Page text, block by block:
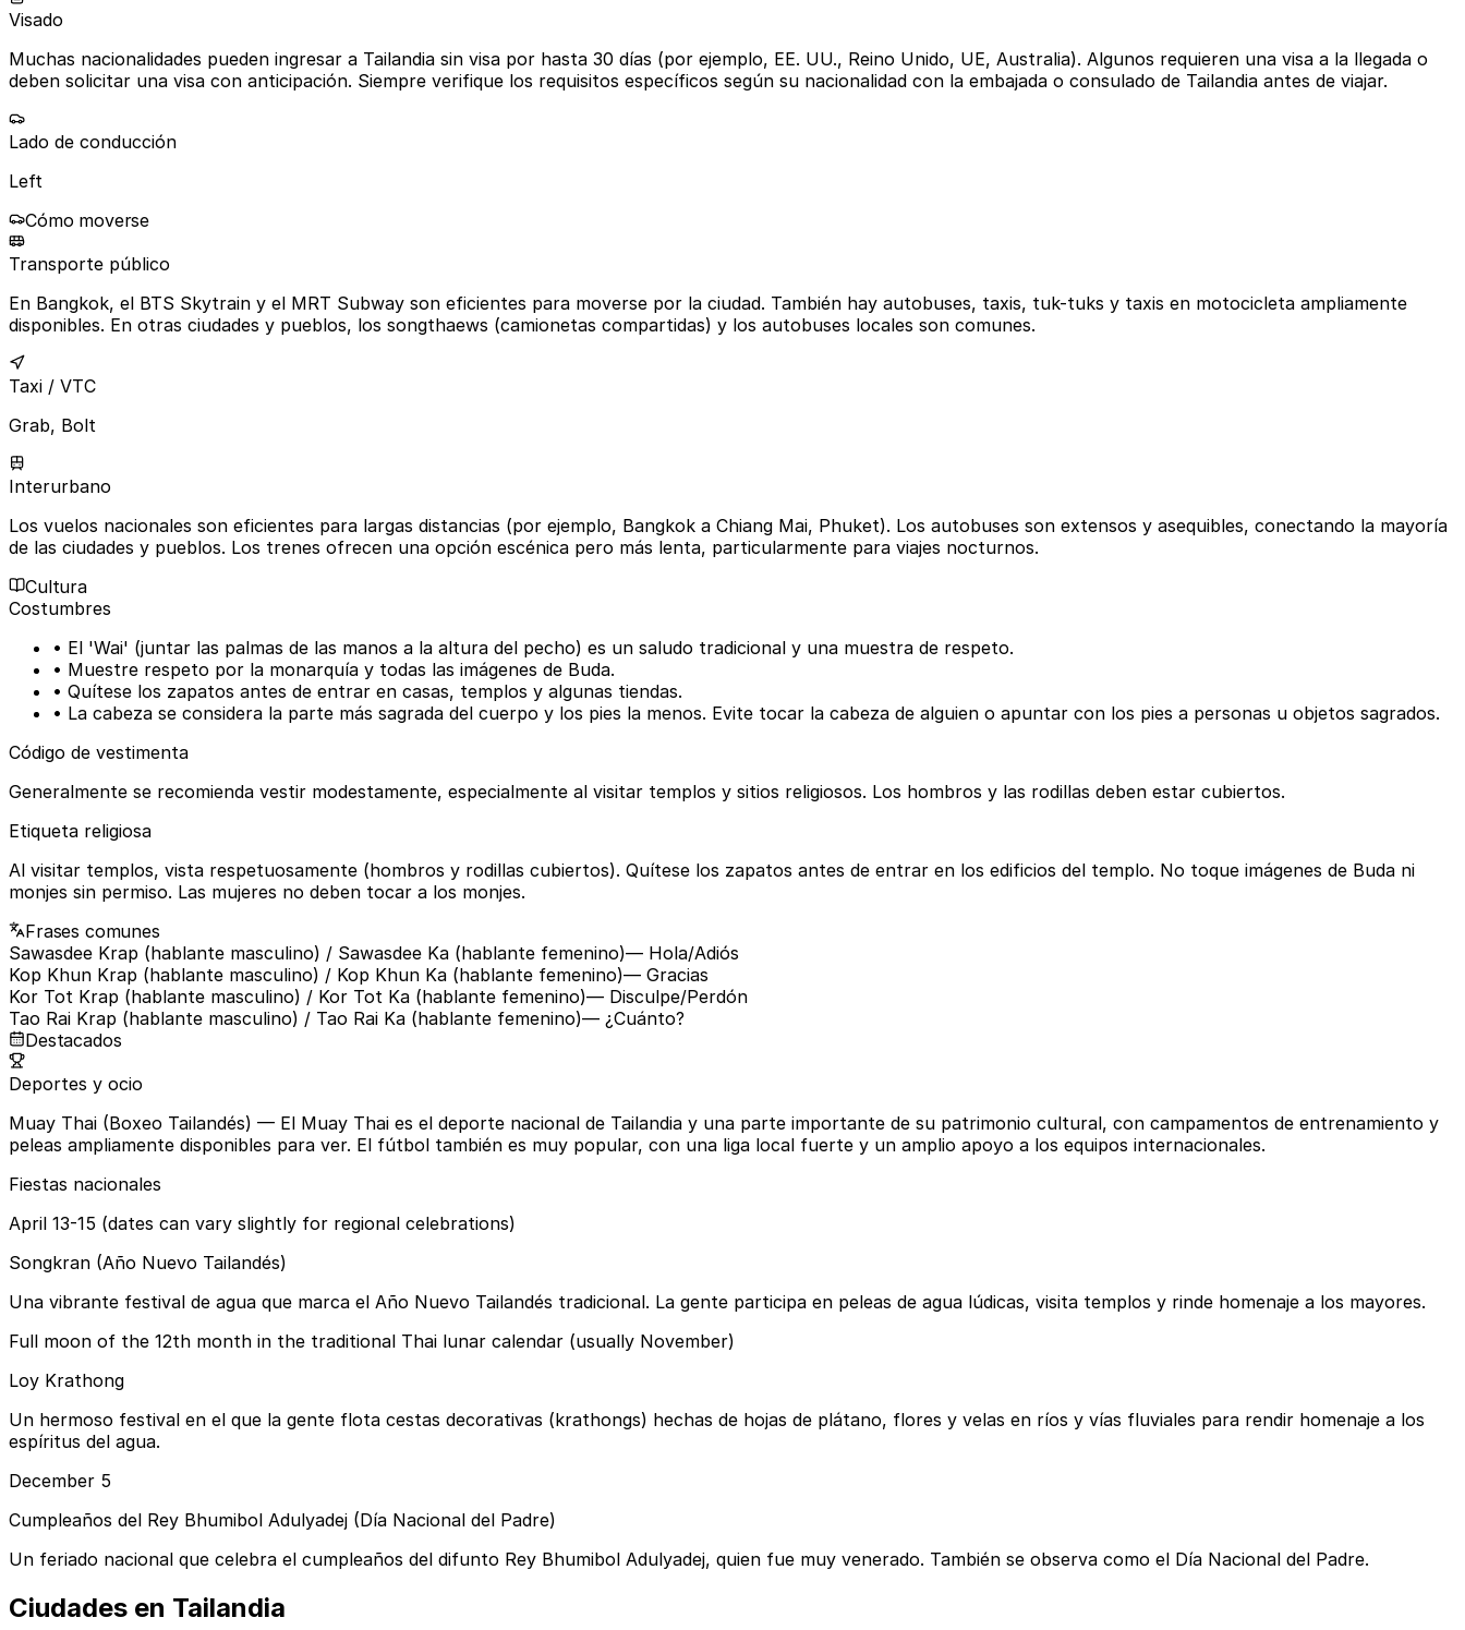
Visado
Muchas nacionalidades pueden ingresar a Tailandia sin visa por hasta 30 días (por ejemplo, EE. UU., Reino Unido, UE, Australia). Algunos requieren una visa a la llegada o
deben solicitar una visa con anticipación. Siempre verifique los requisitos específicos según su nacionalidad con la embajada o consulado de Tailandia antes de viajar.
Lado de conducción
Left
Cómo moverse
Transporte público
En Bangkok, el BTS Skytrain y el MRT Subway son eficientes para moverse por la ciudad. También hay autobuses, taxis, tuk-tuks y taxis en motocicleta ampliamente
disponibles. En otras ciudades y pueblos, los songthaews (camionetas compartidas) y los autobuses locales son comunes.
Taxi / VTC
Grab, Bolt
Interurbano
Los vuelos nacionales son eficientes para largas distancias (por ejemplo, Bangkok a Chiang Mai, Phuket). Los autobuses son extensos y asequibles, conectando la mayoría
de las ciudades y pueblos. Los trenes ofrecen una opción escénica pero más lenta, particularmente para viajes nocturnos.
Cultura
Costumbres
• El 'Wai' (juntar las palmas de las manos a la altura del pecho) es un saludo tradicional y una muestra de respeto.
• Muestre respeto por la monarquía y todas las imágenes de Buda.
• Quítese los zapatos antes de entrar en casas, templos y algunas tiendas.
• La cabeza se considera la parte más sagrada del cuerpo y los pies la menos. Evite tocar la cabeza de alguien o apuntar con los pies a personas u objetos sagrados.
Código de vestimenta
Generalmente se recomienda vestir modestamente, especialmente al visitar templos y sitios religiosos. Los hombros y las rodillas deben estar cubiertos.
Etiqueta religiosa
Al visitar templos, vista respetuosamente (hombros y rodillas cubiertos). Quítese los zapatos antes de entrar en los edificios del templo. No toque imágenes de Buda ni
monjes sin permiso. Las mujeres no deben tocar a los monjes.
Frases comunes
Sawasdee Krap (hablante masculino) / Sawasdee Ka (hablante femenino)— Hola/Adiós
Kop Khun Krap (hablante masculino) / Kop Khun Ka (hablante femenino)— Gracias
Kor Tot Krap (hablante masculino) / Kor Tot Ka (hablante femenino)— Disculpe/Perdón
Tao Rai Krap (hablante masculino) / Tao Rai Ka (hablante femenino)— ¿Cuánto?
Destacados
Deportes y ocio
Muay Thai (Boxeo Tailandés) — El Muay Thai es el deporte nacional de Tailandia y una parte importante de su patrimonio cultural, con campamentos de entrenamiento y
peleas ampliamente disponibles para ver. El fútbol también es muy popular, con una liga local fuerte y un amplio apoyo a los equipos internacionales.
Fiestas nacionales
April 13-15 (dates can vary slightly for regional celebrations)
Songkran (Año Nuevo Tailandés)
Una vibrante festival de agua que marca el Año Nuevo Tailandés tradicional. La gente participa en peleas de agua lúdicas, visita templos y rinde homenaje a los mayores.
Full moon of the 12th month in the traditional Thai lunar calendar (usually November)
Loy Krathong
Un hermoso festival en el que la gente flota cestas decorativas (krathongs) hechas de hojas de plátano, flores y velas en ríos y vías fluviales para rendir homenaje a los
espíritus del agua.
December 5
Cumpleaños del Rey Bhumibol Adulyadej (Día Nacional del Padre)
Un feriado nacional que celebra el cumpleaños del difunto Rey Bhumibol Adulyadej, quien fue muy venerado. También se observa como el Día Nacional del Padre.
Ciudades en Tailandia